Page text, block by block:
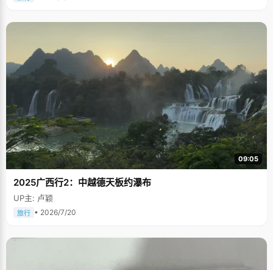
09:05
2025广西行2：中越德天板约瀑布
UP主: 卢颖
旅行 • 2026/7/20